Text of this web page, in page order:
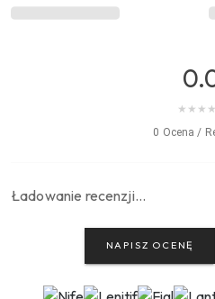
★ ★ ★ ★
0 Ocena /
Ładowanie recenzji…
NAPISZ OCENĘ